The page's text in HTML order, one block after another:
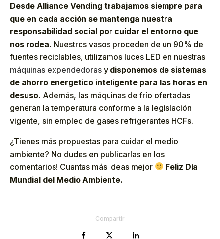
Desde Alliance Vending trabajamos siempre para
que en cada acción se mantenga nuestra
responsabilidad social por cuidar el entorno que
nos rodea. Nuestros vasos proceden de un 90% de
fuentes reciclables, utilizamos luces LED en nuestras
máquinas expendedoras y disponemos de sistemas
de ahorro energético inteligente para las horas en
desuso. Además, las máquinas de frío ofertadas
generan la temperatura conforme a la legislación
vigente, sin empleo de gases refrigerantes HCFs.
¿Tienes más propuestas para cuidar el medio
ambiente? No dudes en publicarlas en los
comentarios! Cuantas más ideas mejor
Feliz Día
Mundial del Medio Ambiente.
Compartir